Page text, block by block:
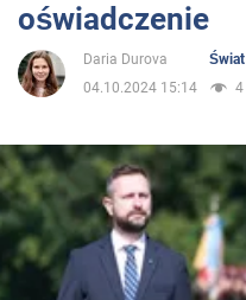
Życie
Społeczeństwo
Wojna na Ukrainie
oświadczenie
Daria Durova
Świat
04.10.2024 15:14
4